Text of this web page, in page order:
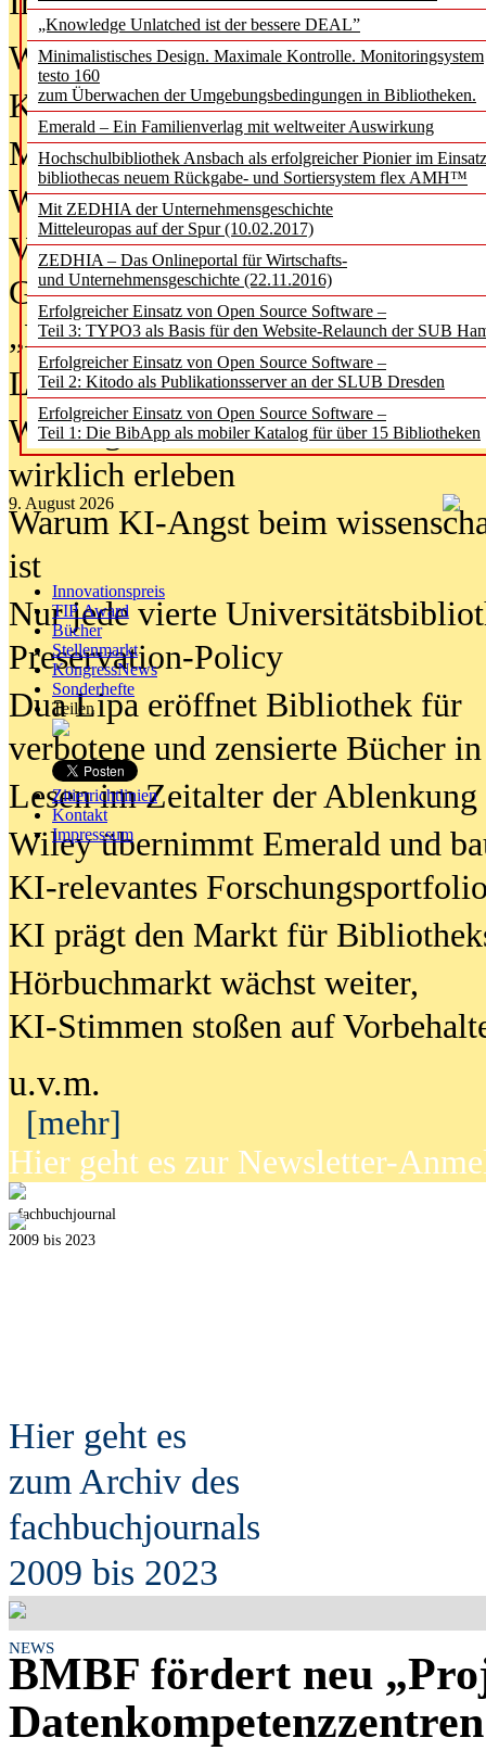
„Knowledge Unlatched ist der bessere DEAL”
Minimalistisches Design. Maximale Kontrolle. Monitoringsystem
testo 160
zum Überwachen der Umgebungsbedingungen in Bibliotheken.
Emerald – Ein Familienverlag mit weltweiter Auswirkung
Hochschulbibliothek Ansbach als erfolgreicher Pionier im
bibliothecas neuem Rückgabe- und Sortiersystem flex AMH™
Mit ZEDHIA der Unternehmensgeschichte
Mitteleuropas auf der Spur (10.02.2017)
ZEDHIA – Das Onlineportal für Wirtschafts-
und Unternehmensgeschichte (22.11.2016)
Erfolgreicher Einsatz von Open Source Software –
Teil 3: TYPO3 als Basis für den Website-Relaunch der SUB
Erfolgreicher Einsatz von Open Source Software –
Teil 2: Kitodo als Publikationsserver an der SLUB Dresden
Erfolgreicher Einsatz von Open Source Software –
Teil 1: Die BibApp als mobiler Katalog für über 15 Bibliotheken
9. August 2026
Innovationspreis
TIP Award
Bücher
Stellenmarkt
KongressNews
Sonderhefte
Teilen
Zitierrichtlinien
Kontakt
Impresssum
Was Hochschul­bibliotheken von
Kinder in der digitalen Welt
Metadaten als Infrastruktur
Wenn Bots katalogisieren
Von Abschlusskleidern bis
Geisterjagd-Ausrüstung in der
„Library of Things“ unterwegs
Lesen als Infrastrukturaufgabe
Wie Jugendliche Social Media
wirklich erleben
Warum KI-Angst beim
ist
Nur jede vierte
Preservation-Policy
Dua Lipa eröffnet Bibliothek für
verbotene und zensierte Bücher
Lesen im Zeitalter der Ablenkung
Wiley übernimmt Emerald und
KI-relevantes
KI prägt den Markt für
Hörbuchmarkt wächst weiter,
KI-Stimmen stoßen auf
u.v.m.
[mehr]
Hier geht es zur Newsletter-
fachbuchjournal
2009 bis 2023
Hier geht es
zum Archiv des
fachbuchjournals
2009 bis 2023
NEWS
BMBF fördert neu